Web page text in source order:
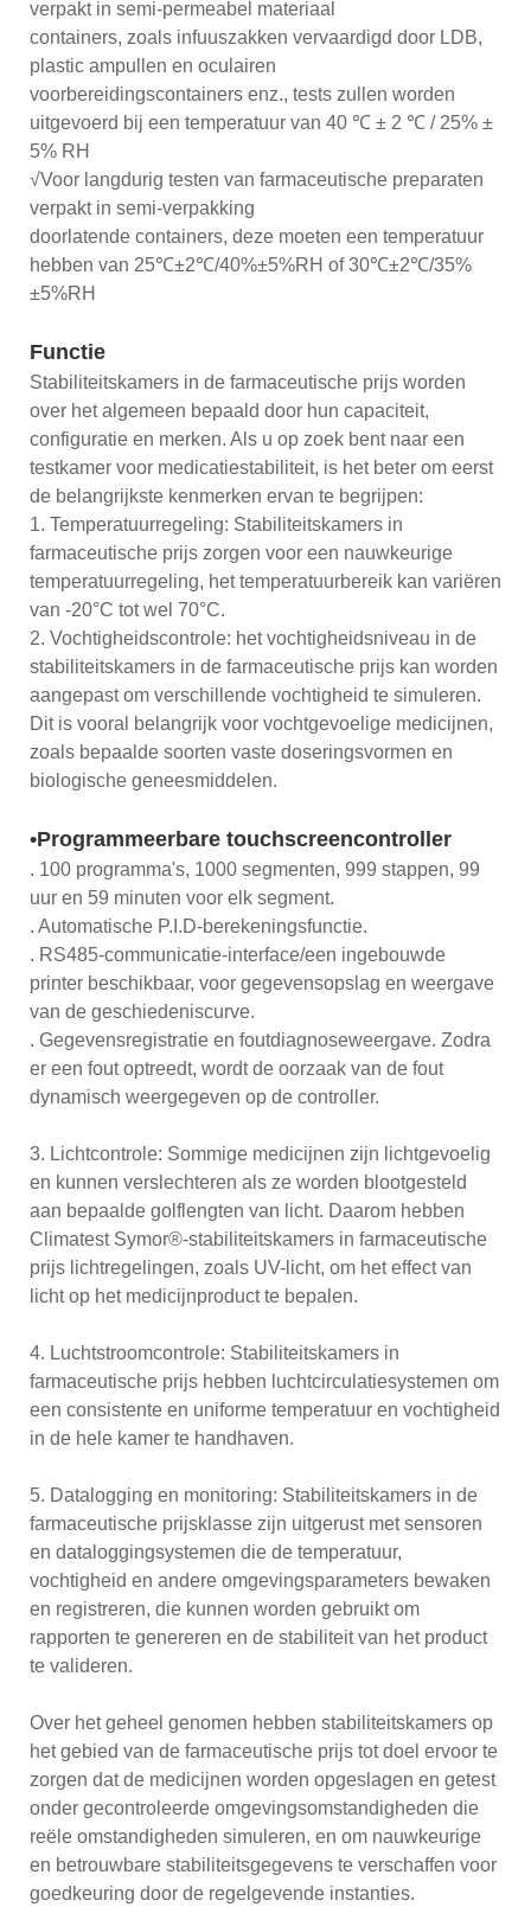
verpakt in semi-permeabel materiaal
containers, zoals infuuszakken vervaardigd door LDB,
plastic ampullen en oculairen
voorbereidingscontainers enz., tests zullen worden
uitgevoerd bij een temperatuur van 40 ℃ ± 2 ℃ / 25% ±
5% RH
√Voor langdurig testen van farmaceutische preparaten
verpakt in semi-verpakking
doorlatende containers, deze moeten een temperatuur
hebben van 25℃±2℃/40%±5%RH of 30℃±2℃/35%
±5%RH
Functie
Stabiliteitskamers in de farmaceutische prijs worden
over het algemeen bepaald door hun capaciteit,
configuratie en merken. Als u op zoek bent naar een
testkamer voor medicatiestabiliteit, is het beter om eerst
de belangrijkste kenmerken ervan te begrijpen:
1. Temperatuurregeling: Stabiliteitskamers in
farmaceutische prijs zorgen voor een nauwkeurige
temperatuurregeling, het temperatuurbereik kan variëren
van -20°C tot wel 70°C.
2. Vochtigheidscontrole: het vochtigheidsniveau in de
stabiliteitskamers in de farmaceutische prijs kan worden
aangepast om verschillende vochtigheid te simuleren.
Dit is vooral belangrijk voor vochtgevoelige medicijnen,
zoals bepaalde soorten vaste doseringsvormen en
biologische geneesmiddelen.
•Programmeerbare touchscreencontroller
. 100 programma's, 1000 segmenten, 999 stappen, 99
uur en 59 minuten voor elk segment.
. Automatische P.I.D-berekeningsfunctie.
. RS485-communicatie-interface/een ingebouwde
printer beschikbaar, voor gegevensopslag en weergave
van de geschiedeniscurve.
. Gegevensregistratie en foutdiagnoseweergave. Zodra
er een fout optreedt, wordt de oorzaak van de fout
dynamisch weergegeven op de controller.
3. Lichtcontrole: Sommige medicijnen zijn lichtgevoelig
en kunnen verslechteren als ze worden blootgesteld
aan bepaalde golflengten van licht. Daarom hebben
Climatest Symor®-stabiliteitskamers in farmaceutische
prijs lichtregelingen, zoals UV-licht, om het effect van
licht op het medicijnproduct te bepalen.
4. Luchtstroomcontrole: Stabiliteitskamers in
farmaceutische prijs hebben luchtcirculatiesystemen om
een ​​consistente en uniforme temperatuur en vochtigheid
in de hele kamer te handhaven.
5. Datalogging en monitoring: Stabiliteitskamers in de
farmaceutische prijsklasse zijn uitgerust met sensoren
en dataloggingsystemen die de temperatuur,
vochtigheid en andere omgevingsparameters bewaken
en registreren, die kunnen worden gebruikt om
rapporten te genereren en de stabiliteit van het product
te valideren.
Over het geheel genomen hebben stabiliteitskamers op
het gebied van de farmaceutische prijs tot doel ervoor te
zorgen dat de medicijnen worden opgeslagen en getest
onder gecontroleerde omgevingsomstandigheden die
reële omstandigheden simuleren, en om nauwkeurige
en betrouwbare stabiliteitsgegevens te verschaffen voor
goedkeuring door de regelgevende instanties.